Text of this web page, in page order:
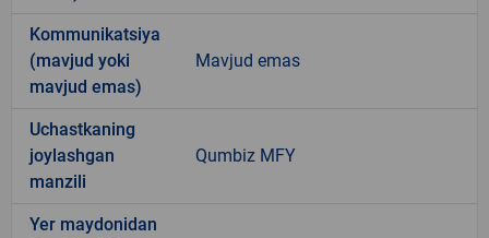
Kommunikatsiya
(mavjud yoki
mavjud emas)
Mavjud emas
Uchastkaning
joylashgan
manzili
Qumbiz MFY
Yer maydonidan